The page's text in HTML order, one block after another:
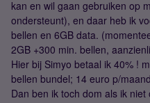
kan en wil gaan gebruiken op
ondersteunt), en daar heb ik
bellen en 6GB data.
2GB +300 min. bellen,
Hier bij Simyo betaal ik 40% !
bellen bundel; 14 euro p/
Dan ben ik toch dom als ik niet